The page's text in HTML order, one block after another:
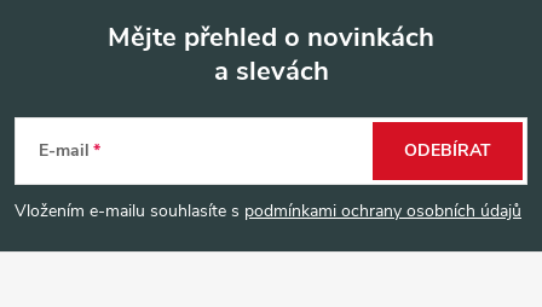
p
a
Mějte přehled o novinkách
a slevách
E-mail
Vložením e-mailu souhlasíte s podmínkami ochrany osobních údajů
ODEBÍRAT